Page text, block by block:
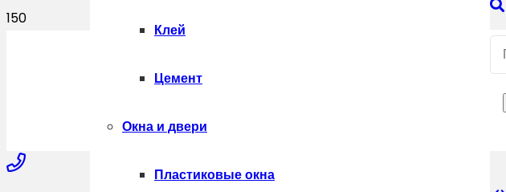
Клей
Цемент
Окна и двери
Пластиковые окна